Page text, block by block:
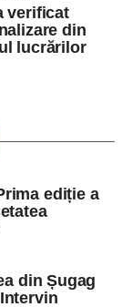
Sebeș:
de 181 MWh
Sebeș. Un
o stivă de
verificat
din
lucrărilor
ediție a
din Șugag